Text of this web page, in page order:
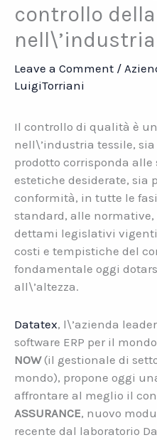
controllo
Leave a Comment /
LuigiTorriani
Il controllo di qualità è
nell\’industria tessile,
prodotto corrisponda
estetiche desiderate, sia
conformità, in tutte le
standard, alle
dettami legislativi
costi e tempistiche del
fondamentale oggi
all\’altezza.
Datatex, l\’azienda
software ERP per il
NOW(il gestionale di
mondo), propone oggi
affrontare al meglio il
ASSURANCE, nuovo
recente dal laboratorio